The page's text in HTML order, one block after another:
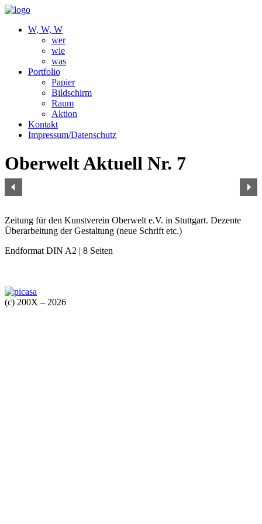
W, W, W
wer
wie
was
Portfolio
Papier
Bildschirm
Raum
Aktion
Kontakt
Impressum/Datenschutz
Oberwelt Aktuell Nr. 7
Zeitung für den Kunstverein Oberwelt e.V. in Stuttgart. Dezente
Überarbeitung der Gestaltung (neue Schrift etc.)
Endformat DIN A2 | 8 Seiten
(c) 200X – 2026